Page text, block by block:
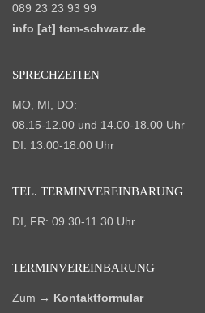
089 23 23 93 99
info [at] tcm-schwarz.de
SPRECHZEITEN
MO, MI, DO:
08.15-12.00 und 14.00-18.00 Uhr
DI: 13.00-18.00 Uhr
TEL. TERMIN­VEREINBARUNG
DI, FR: 09.30-11.30 Uhr
TERMIN­VEREINBARUNG
Zum → Kontaktformular